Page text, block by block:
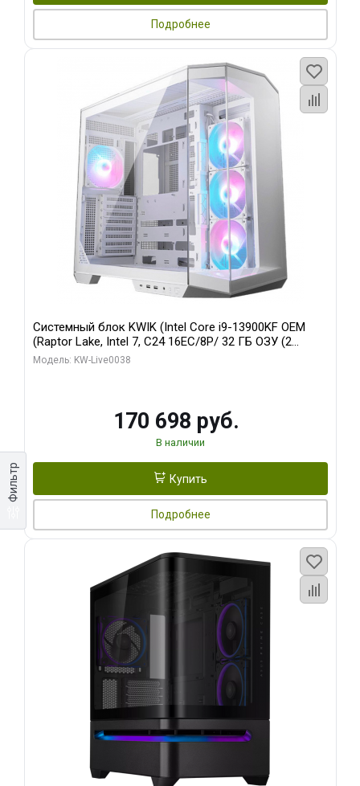
Фильтр
Подробнее
Системный блок KWIK (Intel Core i9-13900KF OEM
(Raptor Lake, Intel 7, C24 16EC/8P/ 32 ГБ ОЗУ (2
модуля)/ Gigabyte RX9070XT GAMING OC 16GB GDDR6
Модель: KW-Live0038
170 698 руб.
В наличии
Купить
Подробнее